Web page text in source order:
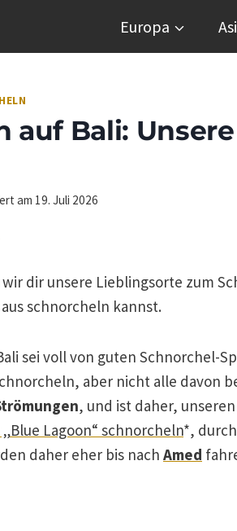
Europa
auf Bali:
am 19. Juli 2026
dir unsere Lieblingsorte zum
schnorcheln kannst.
sei voll von guten Schnorchel-
aber nicht alle davon
, und ist daher,
Lagoon“ schnorcheln*,
daher eher bis nach Amed